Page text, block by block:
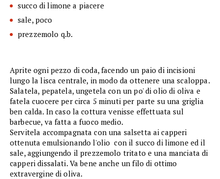
succo di limone a piacere
sale, poco
prezzemolo q.b.
Aprite ogni pezzo di coda, facendo un paio di incisioni
lungo la lisca centrale, in modo da ottenere una scaloppa.
Salatela, pepatela, ungetela con un po' di olio di oliva e
fatela cuocere per circa 5 minuti per parte su una griglia
ben calda. In caso la cottura venisse effettuata sul
barbecue, va fatta a fuoco medio.
Servitela accompagnata con una salsetta ai capperi
ottenuta emulsionando l'olio con il succo di limone ed il
sale, aggiungendo il prezzemolo tritato e una manciata di
capperi dissalati. Va bene anche un filo di ottimo
extravergine di oliva.